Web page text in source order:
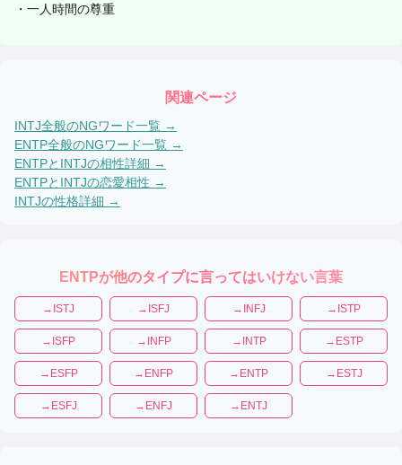
・ 一人時間の尊重
関連ページ
INTJ全般のNGワード一覧 →
ENTP全般のNGワード一覧 →
ENTPと INTJの相性詳細 →
ENTPと INTJの恋愛相性 →
INTJの性格詳細 →
ENTPが他のタイプに言ってはいけない言葉
→ ISTJ → ISFJ → INFJ → ISTP
→ ISFP → INFP → INTP → ESTP
→ ESFP → ENFP → ENTP → ESTJ
→ ESFJ → ENFJ → ENTJ